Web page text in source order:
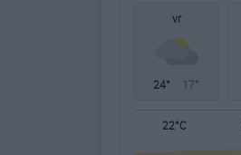
vr
24° 17°
22°C